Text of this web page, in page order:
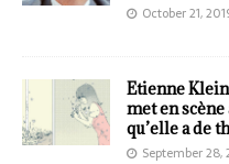
October 21,
Etienne
met en
qu’elle a de
September 28,